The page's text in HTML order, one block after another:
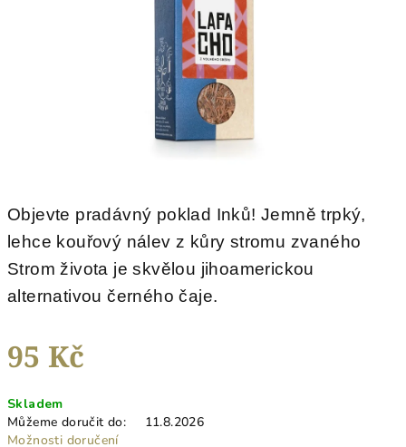
Objevte pradávný poklad Inků! Jemně trpký,
lehce kouřový nálev z kůry stromu zvaného
Strom života je skvělou jihoamerickou
alternativou černého čaje.
95 Kč
cena:
Skladem
Můžeme doručit do:
11.8.2026
Možnosti doručení